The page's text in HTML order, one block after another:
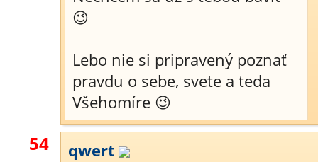
😉
Lebo nie si pripravený poznať
pravdu o sebe, svete a teda
Všehomíre 😉
54
qwert